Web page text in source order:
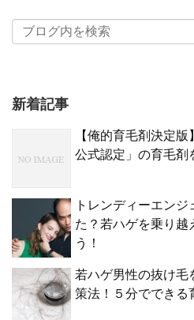
新着記事
【俺的育毛剤決定
公式認定」の育毛剤
トレンディーエン
た？若ハゲを乗り越
う！
若ハゲ男性の抜け毛
策法！５分でできる